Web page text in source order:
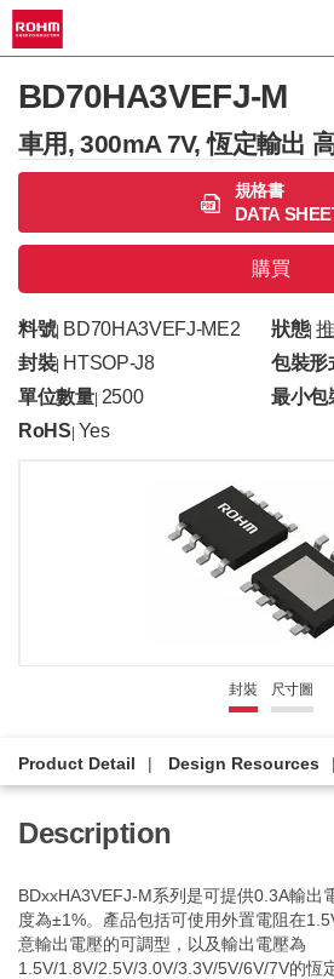
BD70HA3VEFJ-M
車用, 300mA 7V, 恆定輸出
規格書
DATA
購買
料號| BD70HA3VEFJ-ME2 狀態|
封裝| HTSOP-J8 包裝形
單位數量| 2500 最小包
RoHS Yes
封裝 尺寸圖
Product Detail Design Resources
Description
BDxxHA3VEFJ-M系列是可提供0.3A輸出
度為±1%。產品包括可使用外置電阻在
意輸出電壓的可調型，以及輸出電壓為
1.5V/1.8V/2.5V/3.0V/3.3V/5V/6V/7V的恆